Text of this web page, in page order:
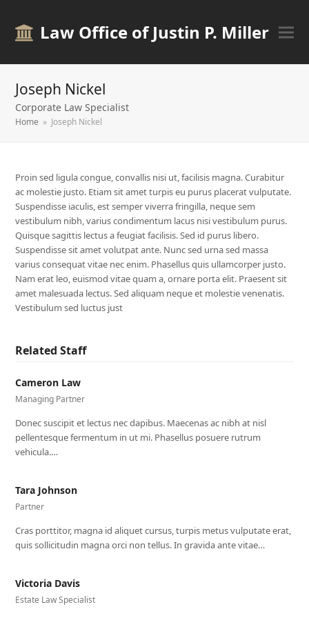
Law Office of Justin P. Miller
Joseph Nickel
Corporate Law Specialist
Home » Joseph Nickel
Proin sed ligula congue, convallis nisi ut, facilisis magna. Curabitur
ac molestie justo. Etiam sit amet turpis eu purus placerat vulputate.
Suspendisse iaculis, est semper viverra fringilla, neque sem
vestibulum nibh, varius condimentum lacus nisi vestibulum purus.
Quisque sagittis lectus a feugiat facilisis. Sed id purus libero.
Suspendisse sit amet volutpat ante. Nunc sed urna sed massa
varius consequat vitae nec enim. Phasellus quis ullamcorper justo.
Nam erat leo, euismod vitae quam a, ornare porta elit. Praesent sit
amet malesuada lectus. Sed aliquam neque et molestie venenatis.
Vestibulum sed luctus just
Related Staff
Cameron Law
Managing Partner
Donec suscipit et lectus nec dapibus. Maecenas ac nibh at nisl
pellentesque fermentum in ut mi. Phasellus posuere rutrum
vehicula.…
Tara Johnson
Partner
Cras porttitor, magna id aliquet cursus, turpis metus vulputate erat,
quis sollicitudin magna orci non tellus. In gravida ante vitae…
Victoria Davis
Estate Law Specialist